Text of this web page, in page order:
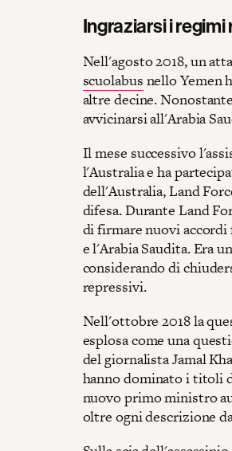
Ingraziarsi i
Nell'agosto 2018, un
scuolabus nello Yemen
altre decine.
avvicinarsi all'Arabia
Il mese successivo
l'Australia e ha
dell'Australia, Land
difesa. Durante Land
di firmare nuovi
e l'Arabia Saudita. Era
considerando di
repressivi.
Nell'ottobre 2018 la
esplosa come una
del giornalista Jamal
hanno dominato i titoli
nuovo primo ministro
oltre ogni descrizione